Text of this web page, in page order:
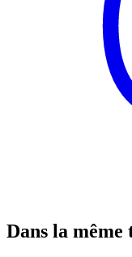
Dans la même